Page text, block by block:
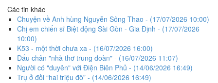
Các tin khác
Chuyện về Anh hùng Nguyễn Sông Thao - (17/07/2026 10:00)
Chị em chiến sĩ Biệt động Sài Gòn - Gia Định - (17/07/2026
10:00)
K53 - một thời chưa xa - (16/07/2026 16:00)
Dấu chân "nhà thơ trung đoàn" - (16/07/2026 11:07)
Người có "duyên" với Điện Biên Phủ - (14/06/2026 16:49)
Trụ ở đồi “hai triệu đô” - (14/06/2026 16:49)